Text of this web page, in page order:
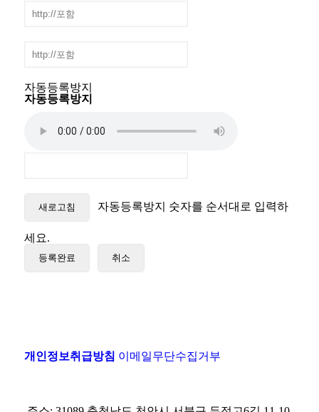
자동등록방지
자동등록방지
새로고침 자동등록방지 숫자를 순서대로 입력하
세요.
등록완료 취소
개인정보취급방침 이메일무단수집거부